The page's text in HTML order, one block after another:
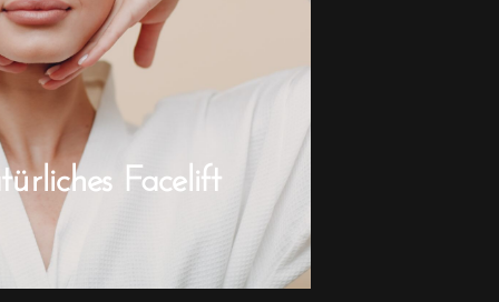
Facelift